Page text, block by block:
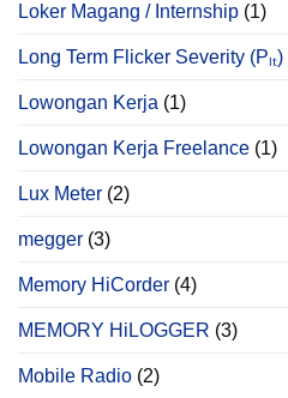
Loker Magang / Internship (1)
Long Term Flicker Severity (Pₗₜ)
Lowongan Kerja (1)
Lowongan Kerja Freelance (1)
Lux Meter (2)
megger (3)
Memory HiCorder (4)
MEMORY HiLOGGER (3)
Mobile Radio (2)